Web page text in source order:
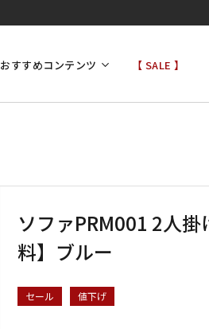
おすすめコンテンツ 【 SALE 】
ソファPRM001 2人
料】ブルー
セール 値下げ